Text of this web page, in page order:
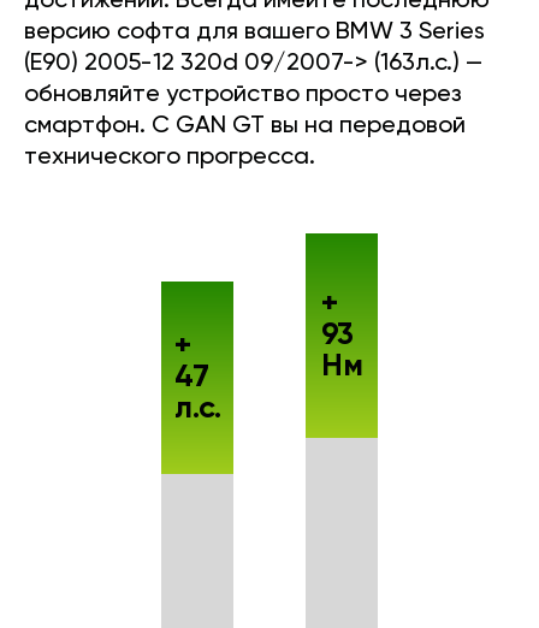
версию софта для вашего BMW 3 Series
(E90) 2005-12 320d 09/2007-> (163л.с.) —
обновляйте устройство просто через
смартфон. С GAN GT вы на передовой
технического прогресса.
+
47
л.с.
+
93
Нм